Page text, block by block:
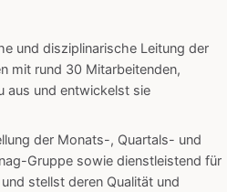
und disziplinarische Leitung der
mit rund 30 Mitarbeitenden,
aus und entwickelst sie
der Monats-, Quartals- und
Gruppe sowie dienstleistend für
stellst deren Qualität und